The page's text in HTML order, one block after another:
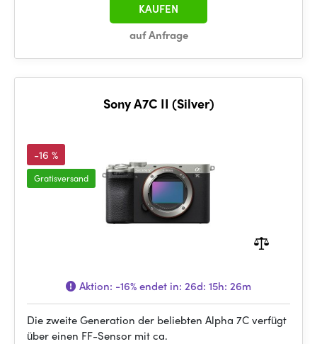
auf Anfrage
KAUFEN
Sony A7C II (Silver)
-16 %
Gratisversand
Aktion: -16%endet in: 26d: 15h: 26m
Die zweite Generation der beliebten Alpha 7C verfügt
über einen FF-Sensor mit ca.